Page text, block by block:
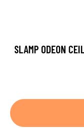
SLAMP ODEON